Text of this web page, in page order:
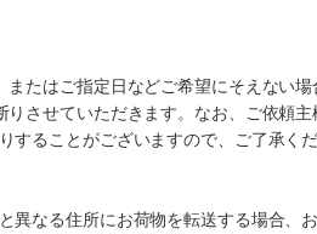
たはご指定日などご希望にそえない場
させていただきます。なお、ご依頼
ることがございますので、ご了承くだ
異なる住所にお荷物を転送する場合、